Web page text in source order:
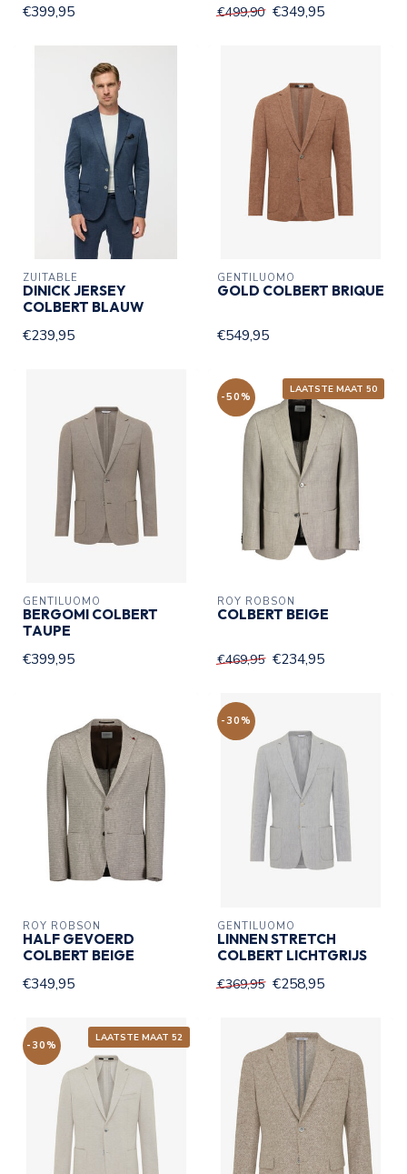
€399,95 €499,90 €349,95
ZUITABLE
DINICK JERSEY
COLBERT BLAUW
€239,95
GENTILUOMO
GOLD COLBERT BRIQUE
€549,95
GENTILUOMO
BERGOMI COLBERT
TAUPE
€399,95
LAATSTE MAAT 50
-50%
ROY ROBSON
COLBERT BEIGE
€469,95 €234,95
ROY ROBSON
HALF GEVOERD
COLBERT BEIGE
€349,95
-30%
GENTILUOMO
LINNEN STRETCH
COLBERT LICHTGRIJS
€369,95 €258,95
LAATSTE MAAT 52
-30%